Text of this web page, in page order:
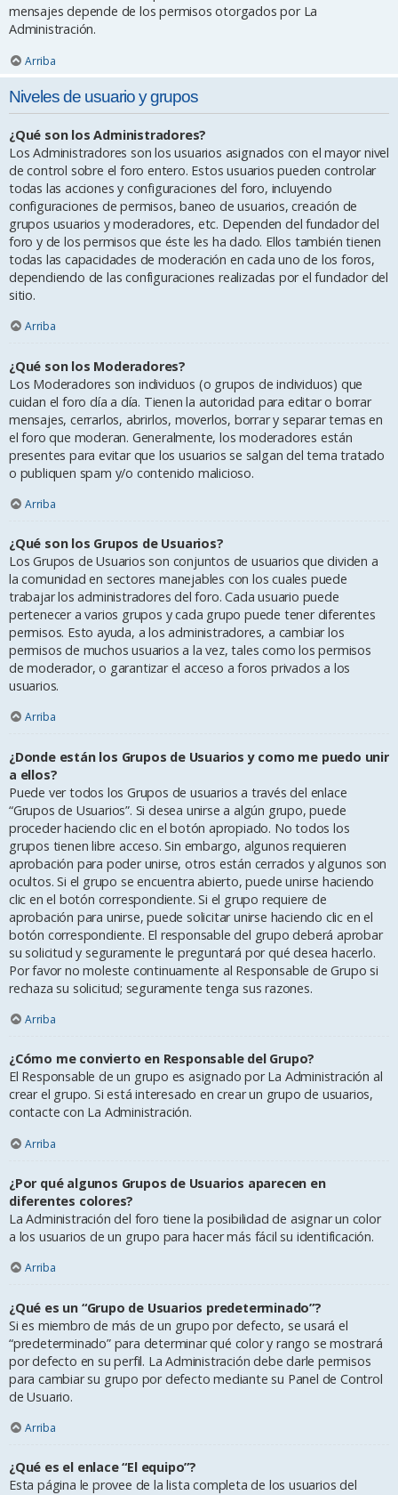
mensajes depende de los permisos otorgados por La
Administración.
Arriba
Niveles de usuario y grupos
¿Qué son los Administradores?
Los Administradores son los usuarios asignados con el mayor nivel
de control sobre el foro entero. Estos usuarios pueden controlar
todas las acciones y configuraciones del foro, incluyendo
configuraciones de permisos, baneo de usuarios, creación de
grupos usuarios y moderadores, etc. Dependen del fundador del
foro y de los permisos que éste les ha dado. Ellos también tienen
todas las capacidades de moderación en cada uno de los foros,
dependiendo de las configuraciones realizadas por el fundador del
sitio.
Arriba
¿Qué son los Moderadores?
Los Moderadores son individuos (o grupos de individuos) que
cuidan el foro día a día. Tienen la autoridad para editar o borrar
mensajes, cerrarlos, abrirlos, moverlos, borrar y separar temas en
el foro que moderan. Generalmente, los moderadores están
presentes para evitar que los usuarios se salgan del tema tratado
o publiquen spam y/o contenido malicioso.
Arriba
¿Qué son los Grupos de Usuarios?
Los Grupos de Usuarios son conjuntos de usuarios que dividen a
la comunidad en sectores manejables con los cuales puede
trabajar los administradores del foro. Cada usuario puede
pertenecer a varios grupos y cada grupo puede tener diferentes
permisos. Esto ayuda, a los administradores, a cambiar los
permisos de muchos usuarios a la vez, tales como los permisos
de moderador, o garantizar el acceso a foros privados a los
usuarios.
Arriba
¿Donde están los Grupos de Usuarios y como me puedo unir
a ellos?
Puede ver todos los Grupos de usuarios a través del enlace
“Grupos de Usuarios”. Si desea unirse a algún grupo, puede
proceder haciendo clic en el botón apropiado. No todos los
grupos tienen libre acceso. Sin embargo, algunos requieren
aprobación para poder unirse, otros están cerrados y algunos son
ocultos. Si el grupo se encuentra abierto, puede unirse haciendo
clic en el botón correspondiente. Si el grupo requiere de
aprobación para unirse, puede solicitar unirse haciendo clic en el
botón correspondiente. El responsable del grupo deberá aprobar
su solicitud y seguramente le preguntará por qué desea hacerlo.
Por favor no moleste continuamente al Responsable de Grupo si
rechaza su solicitud; seguramente tenga sus razones.
Arriba
¿Cómo me convierto en Responsable del Grupo?
El Responsable de un grupo es asignado por La Administración al
crear el grupo. Si está interesado en crear un grupo de usuarios,
contacte con La Administración.
Arriba
¿Por qué algunos Grupos de Usuarios aparecen en
diferentes colores?
La Administración del foro tiene la posibilidad de asignar un color
a los usuarios de un grupo para hacer más fácil su identificación.
Arriba
¿Qué es un “Grupo de Usuarios predeterminado”?
Si es miembro de más de un grupo por defecto, se usará el
“predeterminado” para determinar qué color y rango se mostrará
por defecto en su perfil. La Administración debe darle permisos
para cambiar su grupo por defecto mediante su Panel de Control
de Usuario.
Arriba
¿Qué es el enlace “El equipo”?
Esta página le provee de la lista completa de los usuarios del